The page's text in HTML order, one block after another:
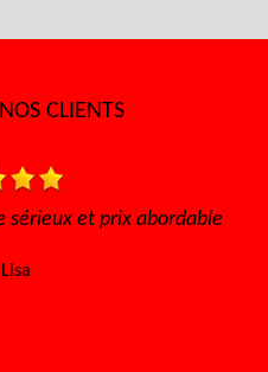
CLIENTS
avoir un rendez vous, à